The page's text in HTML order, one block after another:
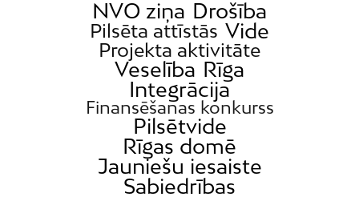
NVO ziņa Drošība
Pilsēta attīstās Vide
Projekta aktivitāte
Veselība Rīga
Integrācija
Finansēšanas konkurss
Pilsētvide
Rīgas domē
Jauniešu iesaiste
Sabiedrības